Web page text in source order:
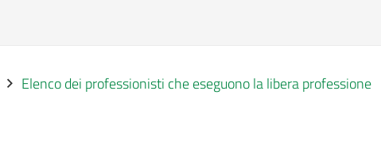
Elenco dei professionisti che eseguono la libera professione